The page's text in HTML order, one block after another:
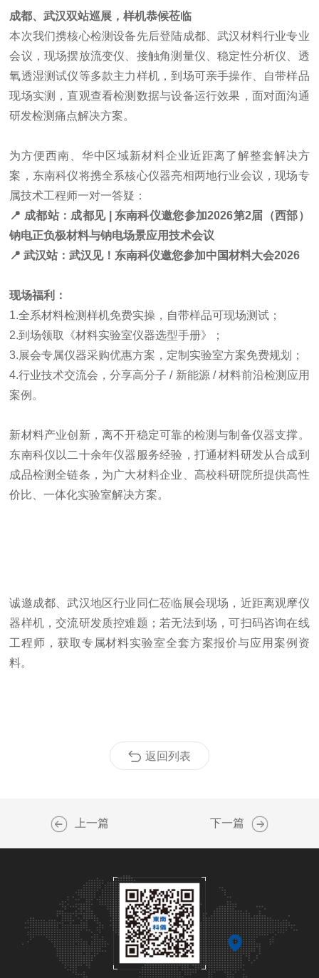
成都、武汉双站巡展，样机恭候莅临
本次我们携核心检测设备先后登陆成都、武汉材料行业专业
会议，现场摆放流变仪、接触角测量仪、稳定性分析仪、透
氧透湿测试仪等多款主力样机，到场可亲手操作、自带样品
现场实测，直观查看检测数据与设备运行效果，面对面沟通
研发检测痛点解决方案。
为方便西南、华中区域新材料企业近距离了解整套解决方
案，东南科仪将携全系核心仪器亮相两地行业会议，现场专
属技术工程师一对一答疑：
📍 成都站：成都见 | 东南科仪邀您参加2026第2届（西部）
钠电正负极材料与钠电场景应用技术会议
📍 武汉站：武汉见！东南科仪邀您参加中国材料大会2026
现场福利：
1.全系材料检测样机免费实操，自带样品可现场测试；
2.到场领取《材料实验室仪器选型手册》；
3.展会专属仪器采购优惠方案，定制实验室方案免费规划；
4.行业技术交流会，分享高分子 / 新能源 / 材料前沿检测应用
案例。
新材料产业创新，离不开稳定可靠的检测与制备仪器支撑。
东南科仪以二十余年仪器服务经验，打通材料研发从合成到
成品检测全链条，为广大材料企业、高校科研院所提供高性
价比、一体化实验室解决方案。
诚邀成都、武汉地区行业同仁莅临展会现场，近距离观摩仪
器样机，交流研发质控难题；若无法到场，可扫码咨询在线
工程师，获取专属材料实验室全套方案报价与应用案例资
料。
返回列表
上一篇 下一篇